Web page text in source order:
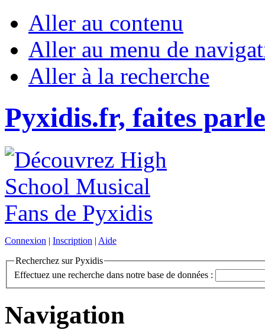
Aller au contenu
Aller au menu de
Aller à la recherche
Pyxidis.fr, faites
Connexion | Inscription | Aide
Recherchez sur Pyxidis
Effectuez une recherche dans notre base de données :
Navigation